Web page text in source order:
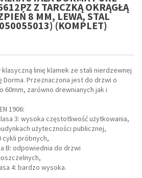
Z TARCZKĄ OKRĄGŁĄ
8 MM, LEWA, STAL
(KOMPLET)
linię klamek ze stali nierdzewnej
Przeznaczona jest do drzwi o
60mm, zarówno drewnianych jak i
1906:
3: wysoka częstotliwość użytkowania,
użyteczności publicznej,
cykli próbnych,
B: odpowiednia do drzwi
4: bardzo wysoka.